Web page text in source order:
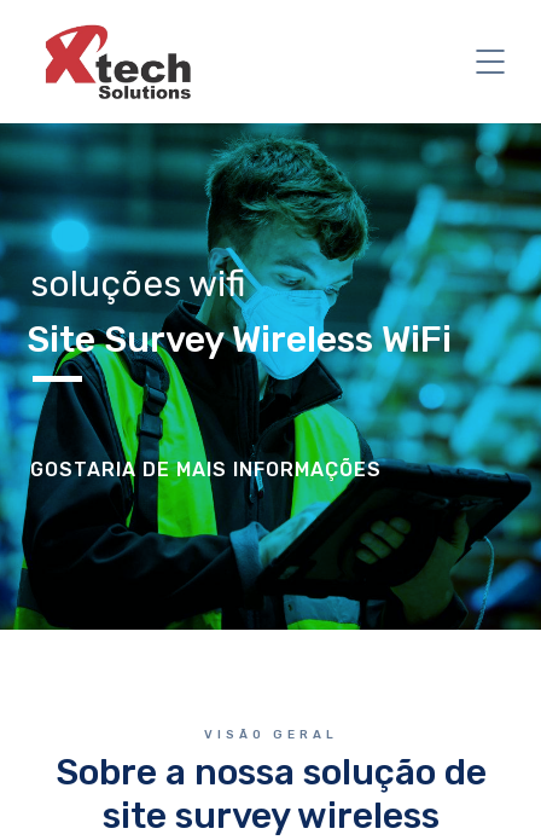
soluções wifi
Site Survey Wireless WiFi
GOSTARIA DE MAIS INFORMAÇÕES
VISÃO GERAL
Sobre a nossa solução de
site survey wireless